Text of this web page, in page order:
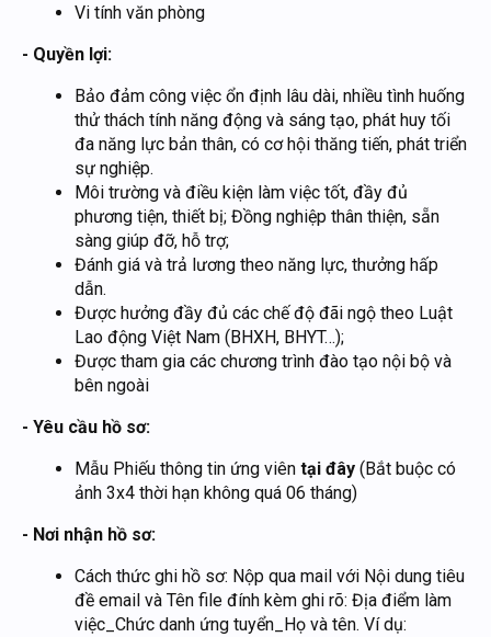
Vi tính văn phòng
- Quyền lợi:
Bảo đảm công việc ổn định lâu dài, nhiều tình huống
thử thách tính năng động và sáng tạo, phát huy tối
đa năng lực bản thân, có cơ hội thăng tiến, phát triển
sự nghiệp.
Môi trường và điều kiện làm việc tốt, đầy đủ
phương tiện, thiết bị; Đồng nghiệp thân thiện, sẵn
sàng giúp đỡ, hỗ trợ;
Đánh giá và trả lương theo năng lực, thưởng hấp
dẫn.
Được hưởng đầy đủ các chế độ đãi ngộ theo Luật
Lao động Việt Nam (BHXH, BHYT…);
Được tham gia các chương trình đào tạo nội bộ và
bên ngoài
- Yêu cầu hồ sơ:
Mẫu Phiếu thông tin ứng viên tại đây (Bắt buộc có
ảnh 3x4 thời hạn không quá 06 tháng)
- Nơi nhận hồ sơ:
Cách thức ghi hồ sơ: Nộp qua mail với Nội dung tiêu
đề email và Tên file đính kèm ghi rõ: Địa điểm làm
việc_Chức danh ứng tuyển_Họ và tên. Ví dụ: